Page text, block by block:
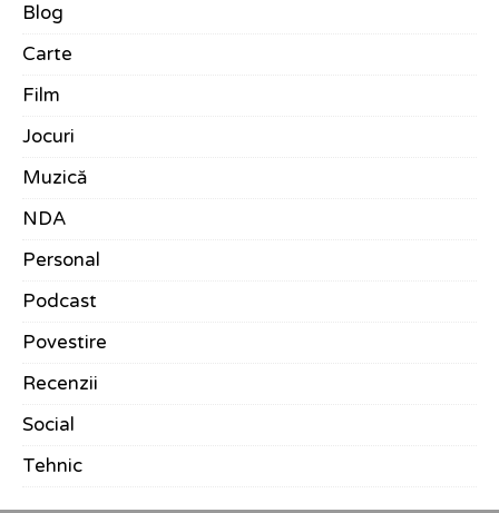
Blog
Carte
Film
Jocuri
Muzică
NDA
Personal
Podcast
Povestire
Recenzii
Social
Tehnic